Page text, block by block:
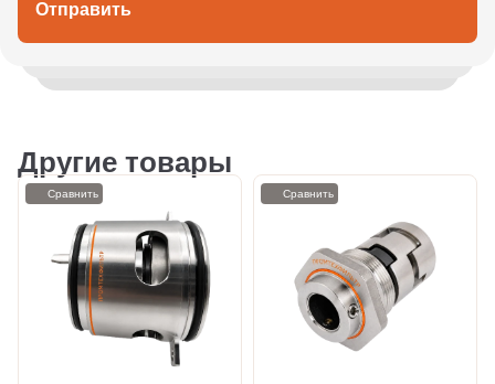
Отправить
Другие товары
Сравнить Сравнить